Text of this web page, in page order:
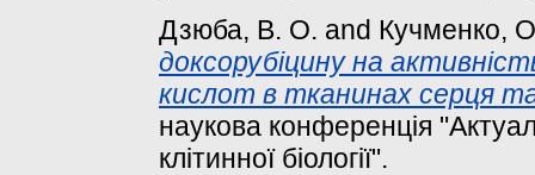
Дзюба, В. О. and Кучменко,
доксорубіцину на
кислот в тканинах серця
наукова конференція
клітинної біології".